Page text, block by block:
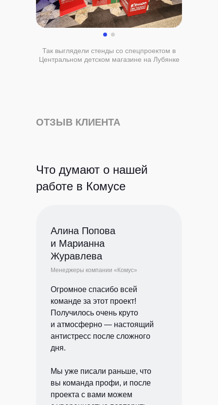
Так выглядели стенды со спецпроектом в
Центральном детском магазине на Лубянке
ОТЗЫВ КЛИЕНТА
Что думают о нашей
работе в Комусе
Огромное спасибо всей
команде за этот проект!
Получилось очень круто
и атмосферно — настоящий
антистресс после сложного
дня.
Мы уже писали раньше, что
вы команда профи, и после
проекта с вами можем
Менеджеры компании «Комус»
Алина Попова
и Марианна
Журавлева
РЫБА, 2026
Клиентам Авторам
ЖИР